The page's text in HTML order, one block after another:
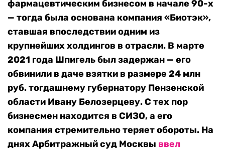
фармацевтическим бизнесом в начале 90-х
— тогда была основана компания «Биотэк»,
ставшая впоследствии одним из
крупнейших холдингов в отрасли. В марте
2021 года Шпигель был задержан — его
обвинили в даче взятки в размере 24 млн
руб. тогдашнему губернатору Пензенской
области Ивану Белозерцеву. С тех пор
бизнесмен находится в СИЗО, а его
компания стремительно теряет обороты. На
днях Арбитражный суд Москвы ввел